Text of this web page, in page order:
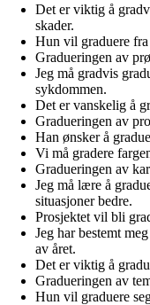
Det er viktig å
skader.
Hun vil graduere fra
Gradueringen av
Jeg må gradvis
sykdommen.
Det er vanskelig å
Gradueringen av
Han ønsker å
Vi må gradere
Gradueringen av
Jeg må lære å
situasjoner bedre.
Prosjektet vil bli
Jeg har bestemt
av året.
Det er viktig å
Gradueringen av
Hun vil graduere